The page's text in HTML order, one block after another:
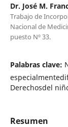
Dr. José M.
Trabajo de
Nacional de
puesto Nº 33.
Palabras clave:
Derechosdel
Resumen